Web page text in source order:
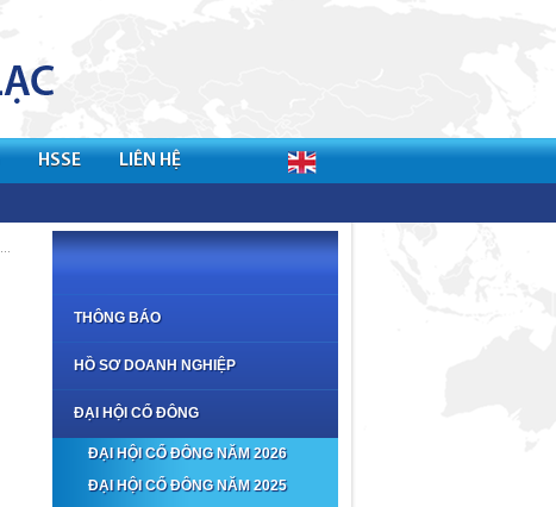
HSSE LIÊN HỆ
THÔNG BÁO
HỒ SƠ DOANH NGHIỆP
ĐẠI HỘI CỔ ĐÔNG
ĐẠI HỘI CỔ ĐÔNG NĂM 2026
ĐẠI HỘI CỔ ĐÔNG NĂM 2025